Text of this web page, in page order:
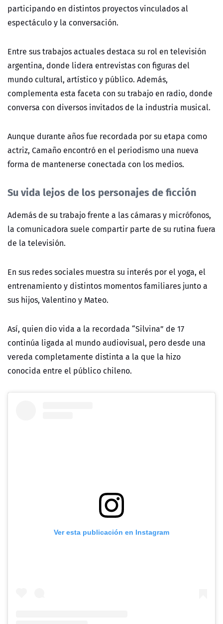
participando en distintos proyectos vinculados al
espectáculo y la conversación.
Entre sus trabajos actuales destaca su rol en televisión
argentina, donde lidera entrevistas con figuras del
mundo cultural, artístico y público. Además,
complementa esta faceta con su trabajo en radio, donde
conversa con diversos invitados de la industria musical.
Aunque durante años fue recordada por su etapa como
actriz, Camaño encontró en el periodismo una nueva
forma de mantenerse conectada con los medios.
Su vida lejos de los personajes de ficción
Además de su trabajo frente a las cámaras y micrófonos,
la comunicadora suele compartir parte de su rutina fuera
de la televisión.
En sus redes sociales muestra su interés por el yoga, el
entrenamiento y distintos momentos familiares junto a
sus hijos, Valentino y Mateo.
Así, quien dio vida a la recordada “Silvina” de 17
continúa ligada al mundo audiovisual, pero desde una
vereda completamente distinta a la que la hizo
conocida entre el público chileno.
Ver esta publicación en Instagram